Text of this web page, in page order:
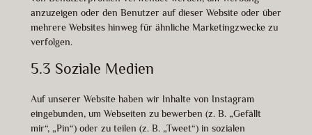
anzuzeigen oder den Benutzer auf dieser Website oder über
mehrere Websites hinweg für ähnliche Marketingzwecke zu
verfolgen.
5.3 Soziale Medien
Auf unserer Website haben wir Inhalte von Instagram
eingebunden, um Webseiten zu bewerben (z. B. „Gefällt
mir“, „Pin“) oder zu teilen (z. B. „Tweet“) in sozialen